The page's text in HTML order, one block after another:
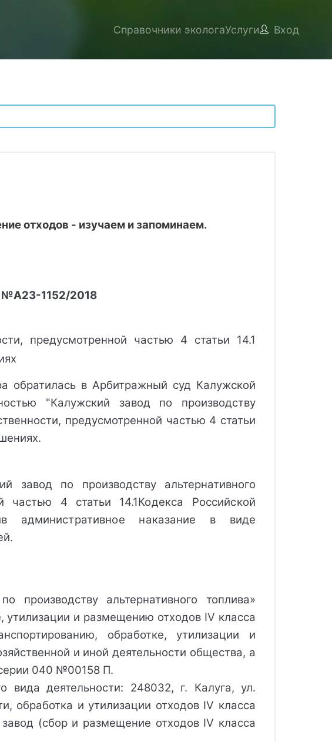
Справочники экологаУслуги Вход
отходов - изучаем и запоминаем.
№А23-1152/2018
предусмотренной частью 4 статьи 14.1
обратилась в Арбитражный суд Калужской
"Калужский завод по производству
предусмотренной частью 4 статьи
завод по производству альтернативного
частью 4 статьи 14.1Кодекса Российской
административное наказание в виде
производству альтернативного топлива»
утилизации и размещению отходов IV класса
обработке, утилизации и
и иной деятельности общества, а
040 №00158 П.
вида деятельности: 248032, г. Калуга, ул.
обработка и утилизации отходов IV класса
(сбор и размещение отходов IV класса